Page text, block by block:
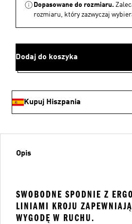
Dopasowane do rozmiaru.
rozmiaru, który zazwyczaj
Dodaj do koszyka
Kupuj Hiszpania
Opis
SWOBODNE SPODNIE Z
LINIAMI KROJU
WYGODĘ W RUCHU.